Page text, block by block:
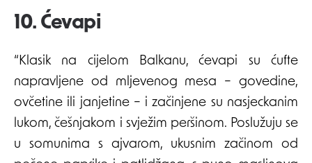
10. Ćevapi
“Klasik na cijelom Balkanu, ćevapi su ćufte
napravljene od mljevenog mesa – govedine,
ovčetine ili janjetine – i začinjene su nasjeckanim
lukom, češnjakom i svježim peršinom. Poslužuju se
u somunima s ajvarom, ukusnim začinom od